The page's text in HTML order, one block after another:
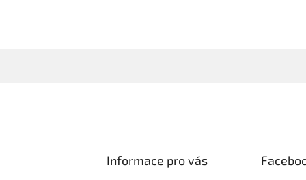
Informace pro vás